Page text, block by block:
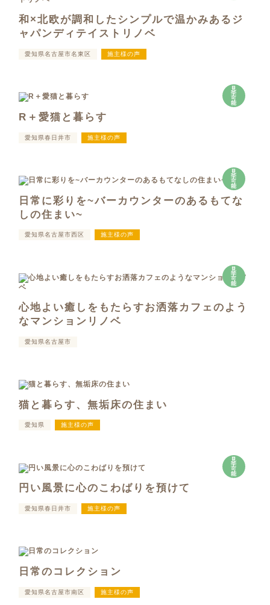
和×北欧が調和したシンプルで温かみあるジ
ャパンディテイストリノベ
愛知県名古屋市名東区 施主様の声
見
学
可
能
R＋愛猫と暮らす
愛知県春日井市 施主様の声
見
学
可
能
日常に彩りを~バーカウンターのあるもてな
しの住まい~
愛知県名古屋市西区 施主様の声
見
学
可
能
心地よい癒しをもたらすお洒落カフェのよう
なマンションリノベ
愛知県名古屋市
猫と暮らす、無垢床の住まい
愛知県 施主様の声
見
学
可
能
円い風景に心のこわばりを預けて
愛知県春日井市 施主様の声
日常のコレクション
愛知県名古屋市南区 施主様の声